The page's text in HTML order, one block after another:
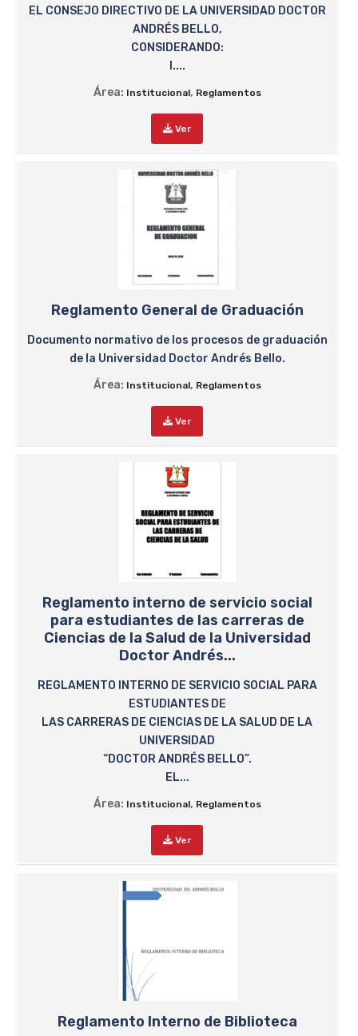
EL CONSEJO DIRECTIVO DE LA UNIVERSIDAD DOCTOR
ANDRÉS BELLO,
CONSIDERANDO:
I....
Área: Institucional, Reglamentos
Ver
Reglamento General de Graduación
Documento normativo de los procesos de graduación
de la Universidad Doctor Andrés Bello.
Área: Institucional, Reglamentos
Ver
Reglamento interno de servicio social
para estudiantes de las carreras de
Ciencias de la Salud de la Universidad
Doctor Andrés...
REGLAMENTO INTERNO DE SERVICIO SOCIAL PARA
ESTUDIANTES DE
LAS CARRERAS DE CIENCIAS DE LA SALUD DE LA
UNIVERSIDAD
“DOCTOR ANDRÉS BELLO”.
EL...
Área: Institucional, Reglamentos
Ver
Reglamento Interno de Biblioteca